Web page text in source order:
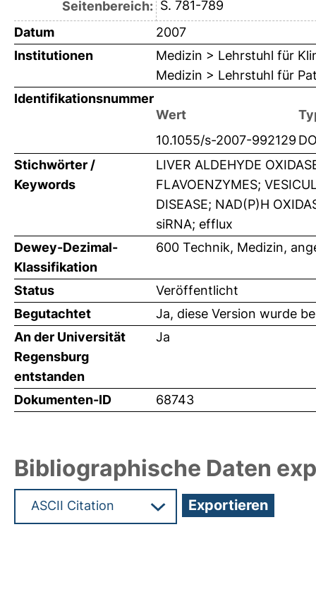
Seitenbereich: S. 781-789
Datum
2007
Institutionen
Medizin > Lehrstuhl für
Medizin > Lehrstuhl für
Identifikationsnummer
Wert
10.1055/s-2007-992129
Stichwörter /
Keywords
LIVER ALDEHYDE
FLAVOENZYMES;
DISEASE; NAD(P)H
siRNA; efflux
Dewey-Dezimal-
Klassifikation
600 Technik, Medizin,
Status
Veröffentlicht
Begutachtet
Ja, diese Version wurde
An der Universität
Regensburg
entstanden
Ja
Dokumenten-ID 68743
Bibliographische Daten